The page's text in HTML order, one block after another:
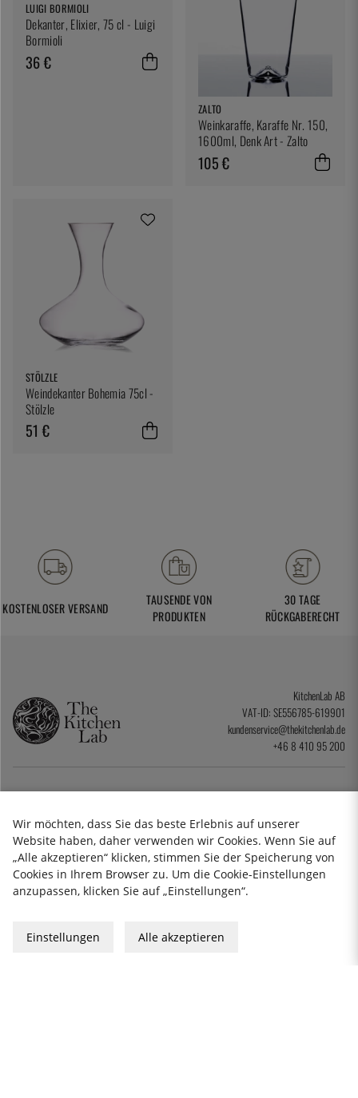
LUIGI BORMIOLI
Dekanter, Elixier, 75 cl - Luigi
Bormioli
36 €
ZALTO
Weinkaraffe, Karaffe Nr. 150,
1600ml, Denk Art - Zalto
105 €
STÖLZLE
Weindekanter Bohemia 75cl -
Stölzle
51 €
KOSTENLOSER VERSAND
TAUSENDE VON
PRODUKTEN
30 TAGE
RÜCKGABERECHT
KitchenLab AB
VAT-ID: SE556785-619901
kundenservice@thekitchenlab.de
+46 8 410 95 200
Impressum
Wir möchten, dass Sie das beste Erlebnis auf unserer
Website haben, daher verwenden wir Cookies. Wenn Sie auf
„Alle akzeptieren“ klicken, stimmen Sie der Speicherung von
Cookies in Ihrem Browser zu. Um die Cookie-Einstellungen
anzupassen, klicken Sie auf „Einstellungen“.
Einstellungen Alle akzeptieren